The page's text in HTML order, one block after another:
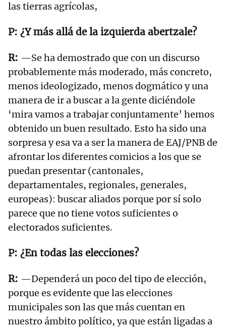
las tierras agrícolas,
¿Y más allá de la izquierda abertzale?
—Se ha demostrado que con un discurso
probablemente más moderado, más concreto,
menos ideologizado, menos dogmático y una
manera de ir a buscar a la gente diciéndole
‘mira vamos a trabajar conjuntamente’ hemos
obtenido un buen resultado. Esto ha sido una
sorpresa y esa va a ser la manera de EAJ/PNB de
afrontar los diferentes comicios a los que se
puedan presentar (cantonales,
departamentales, regionales, generales,
europeas): buscar aliados porque por sí solo
parece que no tiene votos suficientes o
electorados suficientes.
¿En todas las elecciones?
—Dependerá un poco del tipo de elección,
porque es evidente que las elecciones
municipales son las que más cuentan en
nuestro ámbito político, ya que están ligadas a